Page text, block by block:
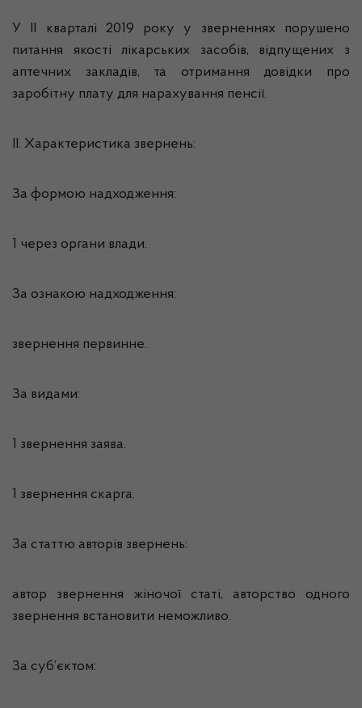
У ІІ кварталі 2019 року у зверненнях порушено
питання якості лікарських засобів, відпущених з
аптечних закладів, та отримання довідки про
заробітну плату для нарахування пенсії.
ІІ. Характеристика звернень:
За формою надходження:
1 через органи влади.
За ознакою надходження:
звернення первинне.
За видами:
1 звернення заява.
1 звернення скарга.
За статтю авторів звернень:
автор звернення жіночої статі, авторство одного
звернення встановити неможливо.
За суб’єктом: